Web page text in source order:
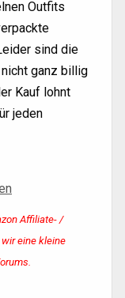
Outfits
sind die
ganz billig
Kauf lohnt
jeden
Affiliate- /
eine kleine